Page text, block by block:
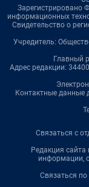
Зарегистрировано
информационных
Свидетельство о
Учредитель:
Главный
Адрес редакции:
Контактные данные
Связаться с
Редакция сайта
информации,
Связаться